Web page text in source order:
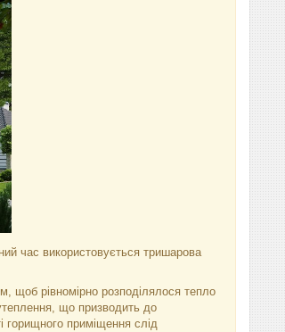
час використовується тришарова
щоб рівномірно розподілялося тепло
що призводить до
горищного приміщення слід